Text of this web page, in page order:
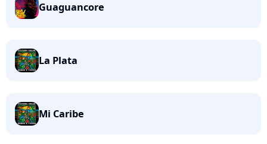
Guaguancore
La Plata
Mi Caribe